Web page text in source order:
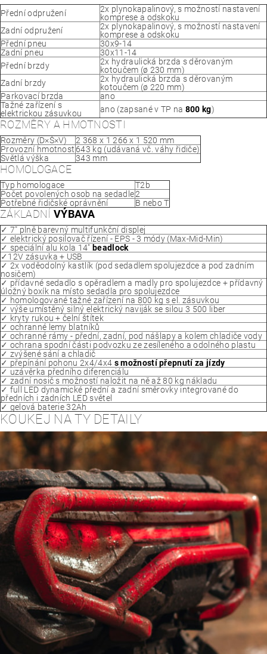
Přední odpružení
2x plynokapalinový, s možností nastavení
komprese a odskoku
Zadní odpružení
2x plynokapalinový, s možností nastavení
komprese a odskoku
Přední pneu
30x9-14
Zadní pneu
30x11-14
Přední brzdy
2x hydraulická brzda s děrovaným
kotoučem (ø 230 mm)
Zadní brzdy
2x hydraulická brzda s děrovaným
kotoučem (ø 220 mm)
Parkovací brzda
ano
Tažné zařízení s
elektrickou zásuvkou
ano (zapsané v TP na 800 kg)
ROZMĚRY A HMOTNOSTI
Rozměry (D×Š×V)
2 368 x 1 266 x 1 520 mm
Provozní hmotnost 643 kg (udávaná vč. váhy řidiče)
Světlá výška
343 mm
HOMOLOGACE
Typ homologace
T2b
Počet povolených osob na sedadle2
Potřebné řidičské oprávnění
B nebo T
ZÁKLADNÍ VÝBAVA
✓ 7" plně barevný multifunkční displej
✓ elektrický posilovač řízení - EPS - 3 módy (Max-Mid-Min)
✓ speciální alu kola 14" beadlock
✓12V zásuvka + USB
✓ 2x voděodolný kastlík (pod sedadlem spolujezdce a pod zadním
nosičem)
✓ přídavné sedadlo s opěradlem a madly pro spolujezdce + přídavný
úložný boxík na místo sedadla pro spolujezdce
✓ homologované tažné zařízení na 800 kg s el. zásuvkou
✓ výše umístěný silný elektrický naviják se silou 3 500 liber
✓ kryty rukou + čelní štítek
✓ ochranné lemy blatníků
✓ ochranné rámy - přední, zadní, pod nášlapy a kolem chladiče vody
✓ ochrana spodní části podvozku ze zesíleného a odolného plastu
✓ zvýšené sání a chladič
✓ přepínání pohonu 2x4/4x4 s možností přepnutí za jízdy
✓ uzávěrka předního diferenciálu
✓ zadní nosič s možností naložit na ně až 80 kg nákladu
✓ full LED dynamické přední a zadní směrovky integrované do
předních i zadních LED světel
✓ gelová baterie 32Ah
KOUKEJ NA TY DETAILY